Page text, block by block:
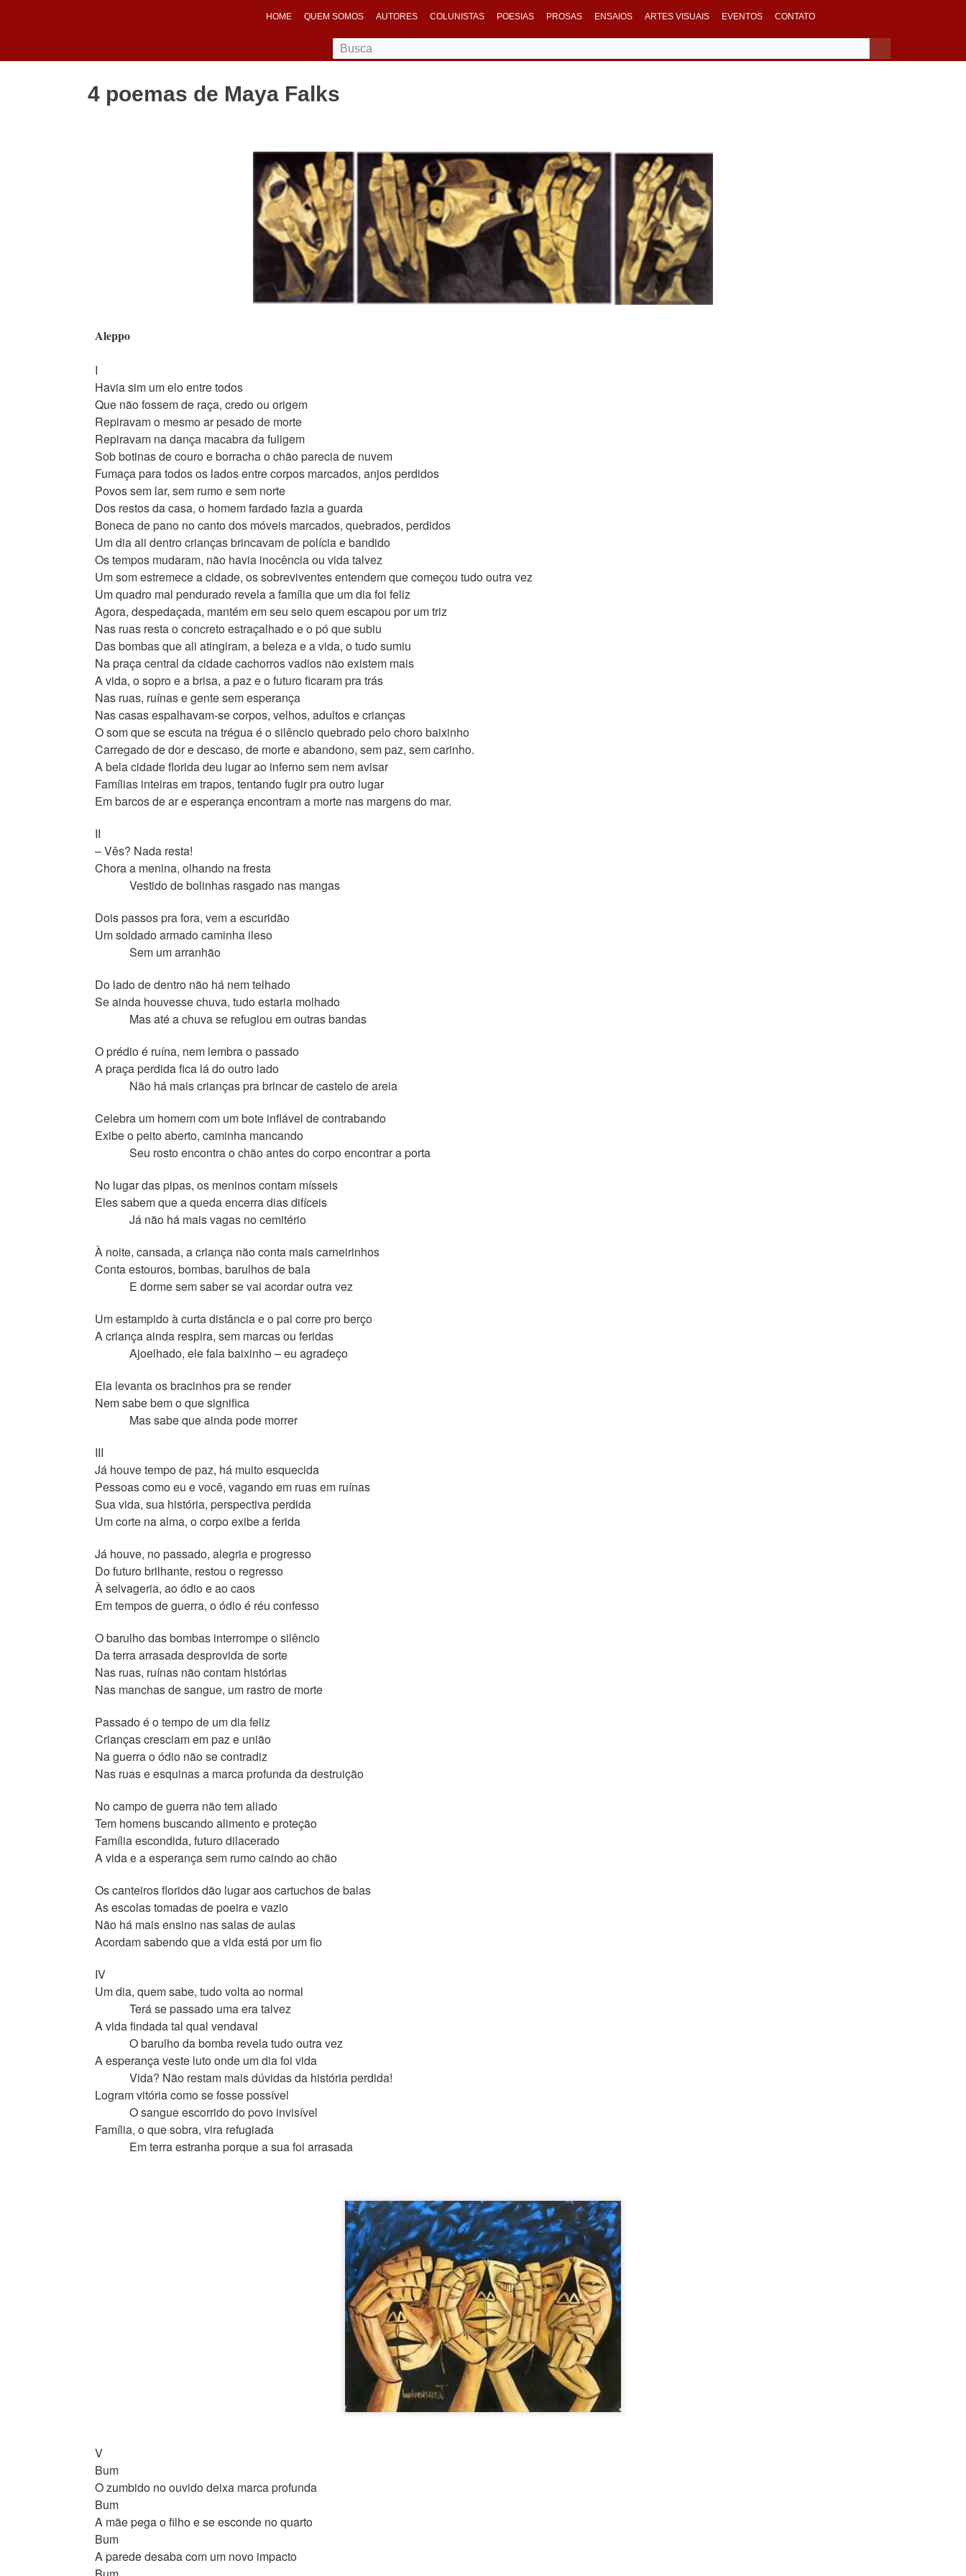
HOME QUEM SOMOS AUTORES COLUNISTAS POESIAS PROSAS ENSAIOS ARTES VISUAIS EVENTOS CONTATO
4 poemas de Maya Falks
Aleppo
I
Havia sim um elo entre todos
Que não fossem de raça, credo ou origem
Repiravam o mesmo ar pesado de morte
Repiravam na dança macabra da fuligem
Sob botinas de couro e borracha o chão parecia de nuvem
Fumaça para todos os lados entre corpos marcados, anjos perdidos
Povos sem lar, sem rumo e sem norte
Dos restos da casa, o homem fardado fazia a guarda
Boneca de pano no canto dos móveis marcados, quebrados, perdidos
Um dia ali dentro crianças brincavam de polícia e bandido
Os tempos mudaram, não havia inocência ou vida talvez
Um som estremece a cidade, os sobreviventes entendem que começou tudo outra vez
Um quadro mal pendurado revela a família que um dia foi feliz
Agora, despedaçada, mantém em seu seio quem escapou por um triz
Nas ruas resta o concreto estraçalhado e o pó que subiu
Das bombas que ali atingiram, a beleza e a vida, o tudo sumiu
Na praça central da cidade cachorros vadios não existem mais
A vida, o sopro e a brisa, a paz e o futuro ficaram pra trás
Nas ruas, ruínas e gente sem esperança
Nas casas espalhavam-se corpos, velhos, adultos e crianças
O som que se escuta na trégua é o silêncio quebrado pelo choro baixinho
Carregado de dor e descaso, de morte e abandono, sem paz, sem carinho.
A bela cidade florida deu lugar ao inferno sem nem avisar
Famílias inteiras em trapos, tentando fugir pra outro lugar
Em barcos de ar e esperança encontram a morte nas margens do mar.
II
– Vês? Nada resta!
Chora a menina, olhando na fresta
Vestido de bolinhas rasgado nas mangas
Dois passos pra fora, vem a escuridão
Um soldado armado caminha ileso
Sem um arranhão
Do lado de dentro não há nem telhado
Se ainda houvesse chuva, tudo estaria molhado
Mas até a chuva se refugiou em outras bandas
O prédio é ruína, nem lembra o passado
A praça perdida fica lá do outro lado
Não há mais crianças pra brincar de castelo de areia
Celebra um homem com um bote inflável de contrabando
Exibe o peito aberto, caminha mancando
Seu rosto encontra o chão antes do corpo encontrar a porta
No lugar das pipas, os meninos contam mísseis
Eles sabem que a queda encerra dias difíceis
Já não há mais vagas no cemitério
À noite, cansada, a criança não conta mais carneirinhos
Conta estouros, bombas, barulhos de bala
E dorme sem saber se vai acordar outra vez
Um estampido à curta distância e o pai corre pro berço
A criança ainda respira, sem marcas ou feridas
Ajoelhado, ele fala baixinho – eu agradeço
Ela levanta os bracinhos pra se render
Nem sabe bem o que significa
Mas sabe que ainda pode morrer
III
Já houve tempo de paz, há muito esquecida
Pessoas como eu e você, vagando em ruas em ruínas
Sua vida, sua história, perspectiva perdida
Um corte na alma, o corpo exibe a ferida
Já houve, no passado, alegria e progresso
Do futuro brilhante, restou o regresso
À selvageria, ao ódio e ao caos
Em tempos de guerra, o ódio é réu confesso
O barulho das bombas interrompe o silêncio
Da terra arrasada desprovida de sorte
Nas ruas, ruínas não contam histórias
Nas manchas de sangue, um rastro de morte
Passado é o tempo de um dia feliz
Crianças cresciam em paz e união
Na guerra o ódio não se contradiz
Nas ruas e esquinas a marca profunda da destruição
No campo de guerra não tem aliado
Tem homens buscando alimento e proteção
Família escondida, futuro dilacerado
A vida e a esperança sem rumo caindo ao chão
Os canteiros floridos dão lugar aos cartuchos de balas
As escolas tomadas de poeira e vazio
Não há mais ensino nas salas de aulas
Acordam sabendo que a vida está por um fio
IV
Um dia, quem sabe, tudo volta ao normal
Terá se passado uma era talvez
A vida findada tal qual vendaval
O barulho da bomba revela tudo outra vez
A esperança veste luto onde um dia foi vida
Vida? Não restam mais dúvidas da história perdida!
Logram vitória como se fosse possível
O sangue escorrido do povo invisível
Família, o que sobra, vira refugiada
Em terra estranha porque a sua foi arrasada
V
Bum
O zumbido no ouvido deixa marca profunda
Bum
A mãe pega o filho e se esconde no quarto
Bum
A parede desaba com um novo impacto